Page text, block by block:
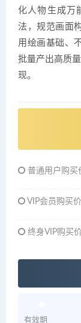
化人物生成万
法，规范画面
用绘画基础、
批量产出高质
现。
普通用户购买
VIP会员购买
终身VIP购买
有效期